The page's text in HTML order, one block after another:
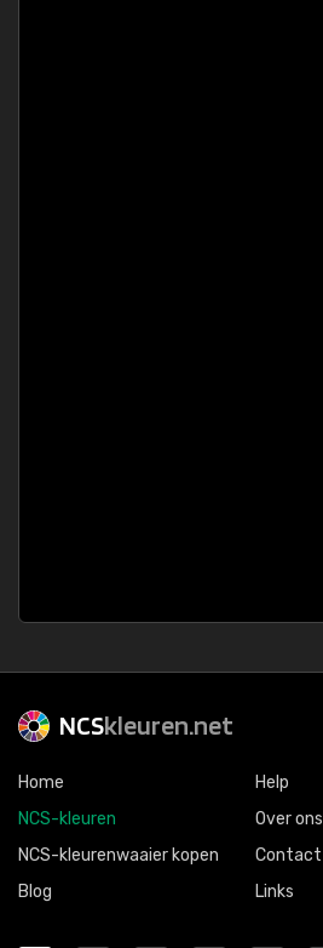
NCSkleuren.net
Home
NCS-kleuren
NCS-kleurenwaaier kopen
Blog
Help
Over ons
Contact
Links